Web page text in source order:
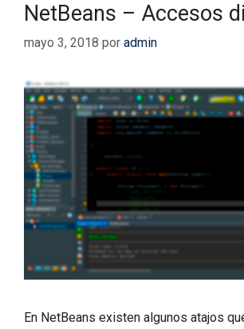
NetBeans – Accesos
mayo 3, 2018 por admin
En NetBeans existen algunos atajos